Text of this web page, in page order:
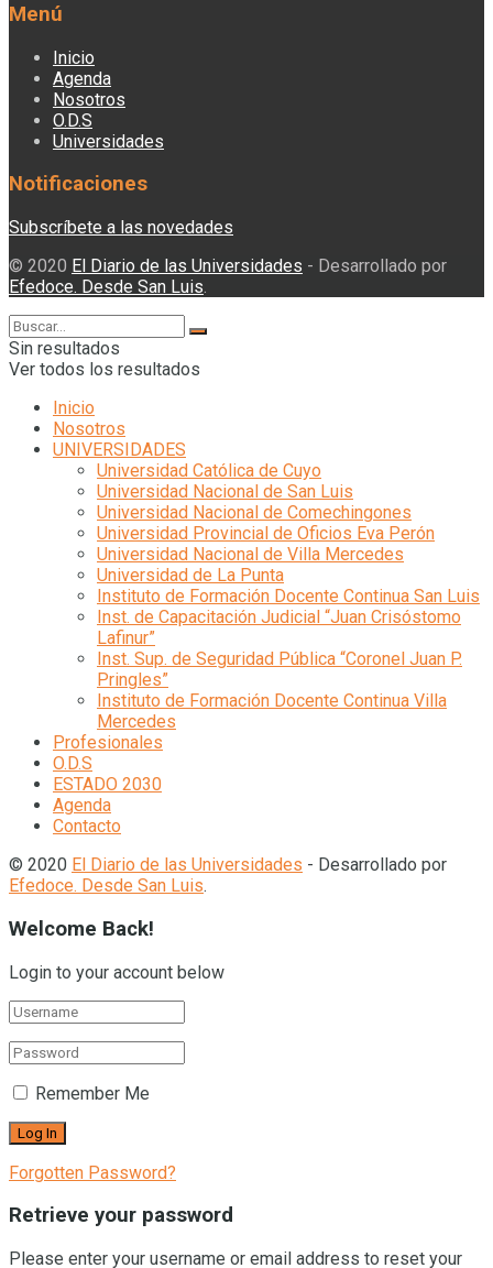
Menú
Inicio
Agenda
Nosotros
O.D.S
Universidades
Notificaciones
Subscríbete a las novedades
© 2020 El Diario de las Universidades - Desarrollado por
Efedoce. Desde San Luis.
Sin resultados
Ver todos los resultados
Inicio
Nosotros
UNIVERSIDADES
Universidad Católica de Cuyo
Universidad Nacional de San Luis
Universidad Nacional de Comechingones
Universidad Provincial de Oficios Eva Perón
Universidad Nacional de Villa Mercedes
Universidad de La Punta
Instituto de Formación Docente Continua San Luis
Inst. de Capacitación Judicial “Juan Crisóstomo
Lafinur”
Inst. Sup. de Seguridad Pública “Coronel Juan P.
Pringles”
Instituto de Formación Docente Continua Villa
Mercedes
Profesionales
O.D.S
ESTADO 2030
Agenda
Contacto
© 2020 El Diario de las Universidades - Desarrollado por
Efedoce. Desde San Luis.
Welcome Back!
Login to your account below
Remember Me
Forgotten Password?
Retrieve your password
Please enter your username or email address to reset your